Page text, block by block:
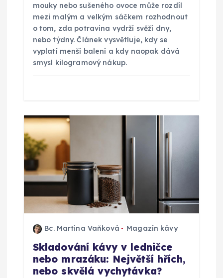
mouky nebo sušeného ovoce může rozdíl
mezi malým a velkým sáčkem rozhodnout
o tom, zda potravina vydrží svěží dny,
nebo týdny. Článek vysvětluje, kdy se
vyplatí menší balení a kdy naopak dává
smysl kilogramový nákup.
Bc. Martina Vaňková Magazín kávy
Skladování kávy v ledničce
nebo mrazáku: Největší hřích,
nebo skvělá vychytávka?